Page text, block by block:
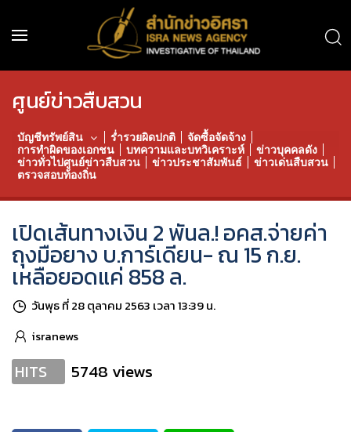
ศูนย์ข่าวสืบสวน
บัญชีทรัพย์สิน ร่ำรวยผิดปกติ
จัดซื้อจัดจ้าง
การทำผิดของเอกชน
บทความและบทวิเคราะห์
ข่าวบุคคลดัง
ข่าวทั่วไปศูนย์ข่าวสืบสวน
ข่าวประชาสัมพันธ์
ข่าวเด่นสืบสวน
ตรวจสอบท้องถิ่น
เปิดเส้นทางเงิน 2 พันล.! อคส.จ่ายค่า
ถุงมือยาง บ.การ์เดียน- ณ 15 ก.ย.
เหลือยอดแค่ 858 ล.
วันพุธ ที่ 28 ตุลาคม 2563 เวลา 13:39 น.
isranews
HITS 5748 views